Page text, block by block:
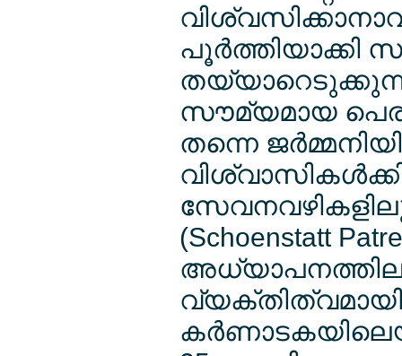
പൂര്‍ത്തിയാക്കി
സൗമ്യമായ
തന്നെ
(Schoenstatt